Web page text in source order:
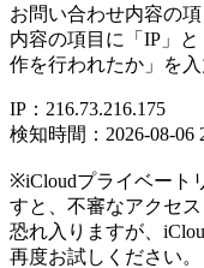
お問い合わせ内容の
内容の項目に「IP」
作を行われたか」を入
IP：216.73.216.175
検知時間：2026-08-06
※iCloudプライベート
すと、不審なアクセ
恐れ入りますが、
再度お試しください。